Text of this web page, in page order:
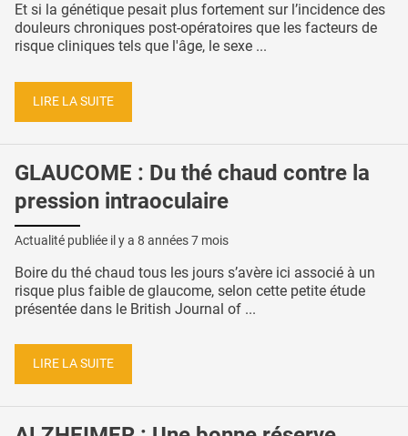
Et si la génétique pesait plus fortement sur l’incidence des
douleurs chroniques post-opératoires que les facteurs de
risque cliniques tels que l'âge, le sexe ...
LIRE LA SUITE
GLAUCOME : Du thé chaud contre la
pression intraoculaire
Actualité publiée il y a 8 années 7 mois
Boire du thé chaud tous les jours s’avère ici associé à un
risque plus faible de glaucome, selon cette petite étude
présentée dans le British Journal of ...
LIRE LA SUITE